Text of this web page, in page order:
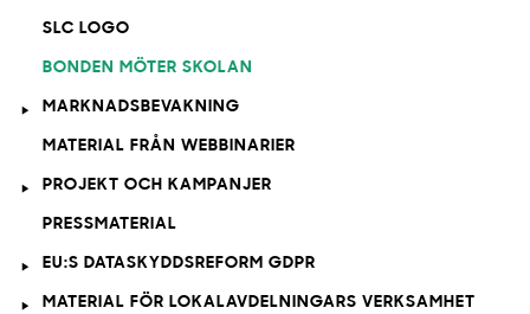
SLC LOGO
BONDEN MÖTER SKOLAN
MARKNADSBEVAKNING
MATERIAL FRÅN WEBBINARIER
PROJEKT OCH KAMPANJER
PRESSMATERIAL
EU:S DATASKYDDSREFORM GDPR
MATERIAL FÖR LOKALAVDELNINGARS VERKSAMHET